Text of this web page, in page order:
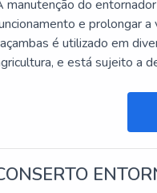
manutenção do
e prolongar
é utilizado em
e está sujeito a